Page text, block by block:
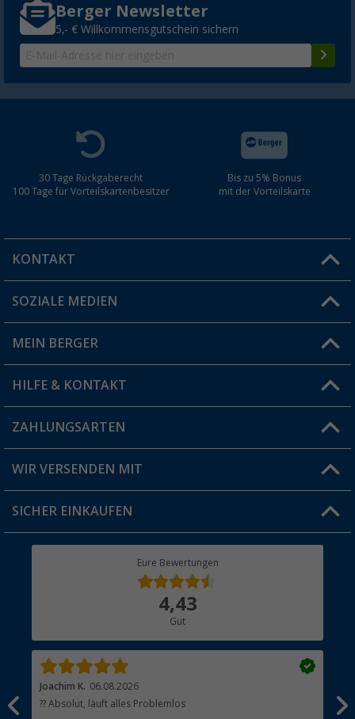
Berger Newsletter
5,- € Willkommensgutschein sichern
30 Tage Rückgaberecht
100 Tage für Vorteilskartenbesitzer
Bis zu 5% Bonus
mit der Vorteilskarte
KONTAKT
Du hast eine Frage?
Filiale finden
SOZIALE MEDIEN
MEIN BERGER
Vorteilskarte
Blog
Jobs & Karriere
HILFE & KONTAKT
FAQ & Kontakt
Versandinformationen
Rücksendung
ZAHLUNGSARTEN
WIR VERSENDEN MIT
SICHER EINKAUFEN
Eure Bewertungen
4,43
Gut
Joachim K. 06.08.2026
?? Absolut, läuft alles Problemlos